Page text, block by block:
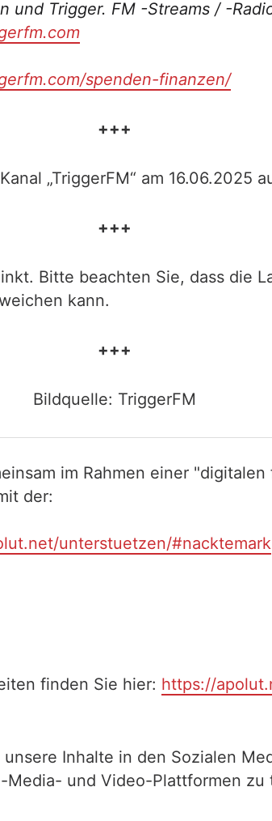
und Trigger. FM -Streams / -
spenden-finanzen/
+++
„TriggerFM“ am 16.06.2025
+++
Bitte beachten Sie, dass die
kann.
+++
Bildquelle: TriggerFM
im Rahmen einer
der:
unterstuetzen/#nacktemark
finden Sie hier: https://
Inhalte in den Sozialen
und Video-Plattformen